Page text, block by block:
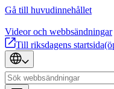
Gå till huvudinnehållet
Videor och webbsändningar
Till riksdagens startsida